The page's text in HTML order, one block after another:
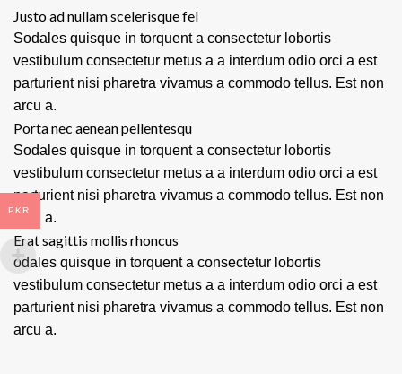
Justo ad nullam scelerisque fel
Sodales quisque in torquent a consectetur lobortis
vestibulum consectetur metus a a interdum odio orci a est
parturient nisi pharetra vivamus a commodo tellus. Est non
arcu a.
Porta nec aenean pellentesqu
Sodales quisque in torquent a consectetur lobortis
vestibulum consectetur metus a a interdum odio orci a est
parturient nisi pharetra vivamus a commodo tellus. Est non
arcu a.
Erat sagittis mollis rhoncus
odales quisque in torquent a consectetur lobortis
vestibulum consectetur metus a a interdum odio orci a est
parturient nisi pharetra vivamus a commodo tellus. Est non
arcu a.
PKR